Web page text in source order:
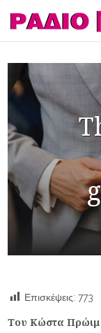
Επισκέψεις: 773
Tου Κώστα